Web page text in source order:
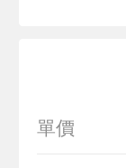
單價